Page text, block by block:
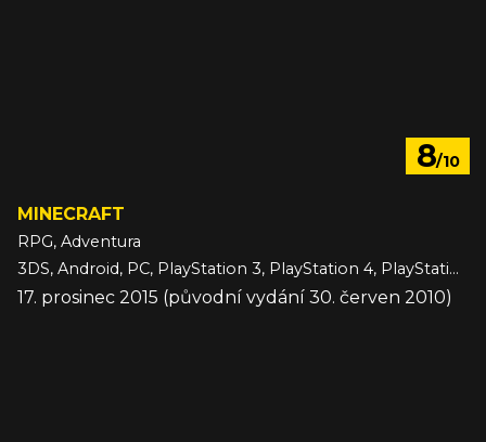
8/10
MINECRAFT
RPG, Adventura
3DS, Android, PC, PlayStation 3, PlayStation 4, PlayStation 5, Switch, Switch 2, VITA, Wii U, Xbox 360, Xbox One, Xbox Series, iOS
17. prosinec 2015 (původní vydání 30. červen 2010)